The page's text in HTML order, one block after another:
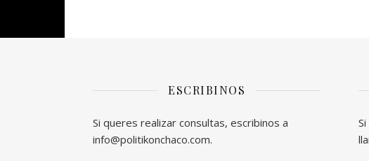
ESCRIBINOS
Si queres realizar consultas, escribinos a
info@politikonchaco.com.